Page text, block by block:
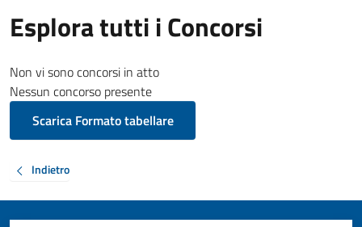
Esplora tutti i Concorsi
Non vi sono concorsi in atto
Nessun concorso presente
Scarica Formato tabellare
Indietro